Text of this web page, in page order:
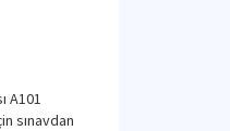
A101
sınavdan